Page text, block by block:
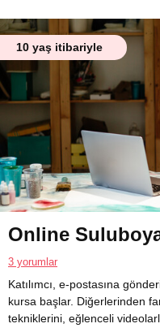
10 yaş itibariyle
Online
3 yorumlar
Katılımcı, e-postasına
kursa başlar. Diğerlerinden
tekniklerini, eğlenceli